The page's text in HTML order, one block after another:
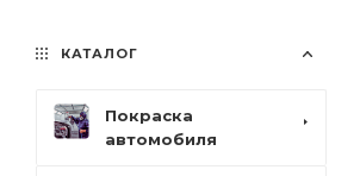
КАТАЛОГ
Покраска
автомобиля